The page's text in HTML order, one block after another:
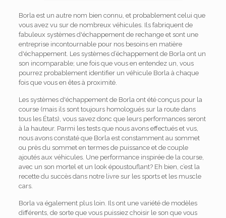
Borla est un autre nom bien connu, et probablement celui que
vous avez vu sur de nombreux véhicules. Ils fabriquent de
fabuleux systèmes d'échappement de rechange et sont une
entreprise incontournable pour nos besoins en matière
d'échappement. Les systèmes d’échappement de Borla ont un
son incomparable; une fois que vous en entendez un, vous
pourrez probablement identifier un véhicule Borla à chaque
fois que vous en êtes à proximité.
Les systèmes d'échappement de Borla ont été conçus pour la
course (mais ils sont toujours homologués sur la route dans
tous les États), vous savez donc que leurs performances seront
à la hauteur. Parmi les tests que nous avons effectués et vus,
nous avons constaté que Borla est constamment au sommet
ou près du sommet en termes de puissance et de couple
ajoutés aux véhicules. Une performance inspirée de la course,
avec un son mortel et un look époustouflant? Eh bien, c’est la
recette du succès dans notre livre sur les sports et les muscle
cars.
Borla va également plus loin. Ils ont une variété de modèles
différents, de sorte que vous puissiez choisir le son que vous